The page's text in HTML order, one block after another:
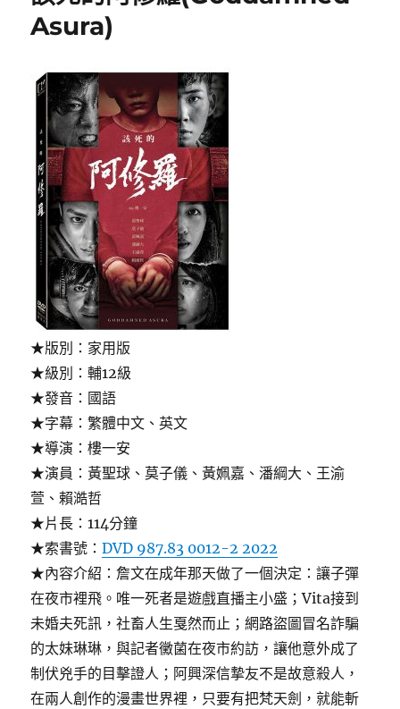
of
Asura)
★版別：家用版
★級別：輔12級
★發音：國語
★字幕：繁體中文、英文
★導演：樓一安
★演員：黃聖球、莫子儀、黃姵嘉、潘綱大、王渝
萱、賴澔哲
★片長：114分鐘
★索書號：DVD 987.83 0012-2 2022
★內容介紹：詹文在成年那天做了一個決定：讓子彈
在夜市裡飛。唯一死者是遊戲直播主小盛；Vita接到
未婚夫死訊，社畜人生戛然而止；網路盜圖冒名詐騙
的太妹琳琳，與記者黴菌在夜市約訪，讓他意外成了
制伏兇手的目擊證人；阿興深信摯友不是故意殺人，
在兩人創作的漫畫世界裡，只要有把梵天劍，就能斬